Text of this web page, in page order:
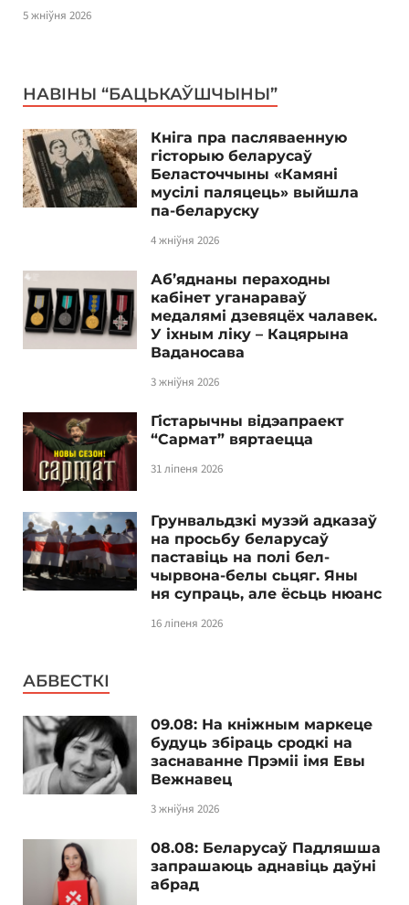
5 жніўня 2026
НАВІНЫ “БАЦЬКАЎШЧЫНЫ”
Кніга пра пасляваенную
гісторыю беларусаў
Беласточчыны «Камяні
мусілі паляцець» выйшла
па-беларуску
4 жніўня 2026
Аб’яднаны пераходны
кабінет уганараваў
медалямі дзевяцёх чалавек.
У іхным ліку – Кацярына
Ваданосава
3 жніўня 2026
Гістарычны відэапраект
“Сармат” вяртаецца
31 ліпеня 2026
Грунвальдзкі музэй адказаў
на просьбу беларусаў
паставіць на полі бел-
чырвона-белы сьцяг. Яны
ня супраць, але ёсьць нюанс
16 ліпеня 2026
АБВЕСТКІ
09.08: На кніжным маркеце
будуць збіраць сродкі на
заснаванне Прэміі імя Евы
Вежнавец
3 жніўня 2026
08.08: Беларусаў Падляшша
запрашаюць аднавіць даўні
абрад